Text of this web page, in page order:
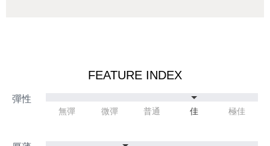
FEATURE INDEX
無彈 微彈 普通 佳 極佳